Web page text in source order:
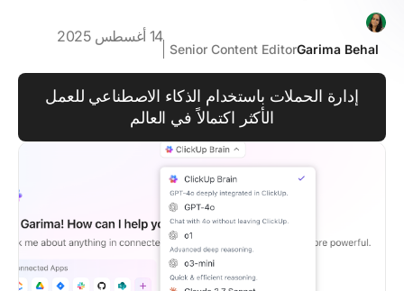
Garima Behal
Senior Content Editor
14 أغسطس 2025
إدارة الحملات باستخدام الذكاء الاصطناعي للعمل
الأكثر اكتمالاً في العالم